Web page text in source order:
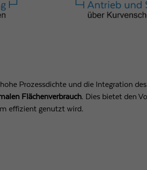
Prozessdichte und die Integration
Flächenverbrauch. Dies bietet den
effizient genutzt wird.